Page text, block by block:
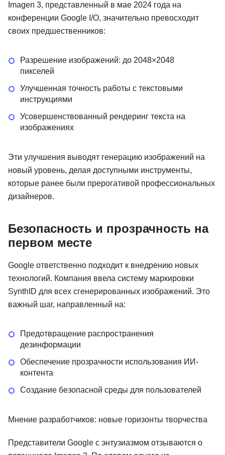
Imagen 3, представленный в мае 2024 года на
конференции Google I/O, значительно превосходит
своих предшественников:
Разрешение изображений: до 2048×2048
пикселей
Улучшенная точность работы с текстовыми
инструкциями
Усовершенствованный рендеринг текста на
изображениях
Эти улучшения выводят генерацию изображений на
новый уровень, делая доступными инструменты,
которые ранее были прерогативой профессиональных
дизайнеров.
Безопасность и прозрачность на
первом месте
Google ответственно подходит к внедрению новых
технологий. Компания ввела систему маркировки
SynthID для всех сгенерированных изображений. Это
важный шаг, направленный на:
Предотвращение распространения
дезинформации
Обеспечение прозрачности использования ИИ-
контента
Создание безопасной среды для пользователей
Мнение разработчиков: новые горизонты творчества
Представители Google с энтузиазмом отзываются о